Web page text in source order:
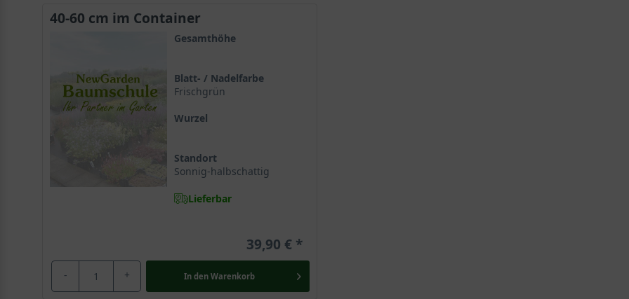
40-60 cm im Container
Gesamthöhe
Blatt- / Nadelfarbe
Frischgrün
Wurzel
Standort
Sonnig-halbschattig
Lieferbar
39,90 €
- + In den Warenkorb